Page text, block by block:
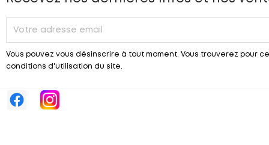
Vous pouvez vous désinscrire à tout moment. Vous trouverez pour
conditions d'utilisation du site.